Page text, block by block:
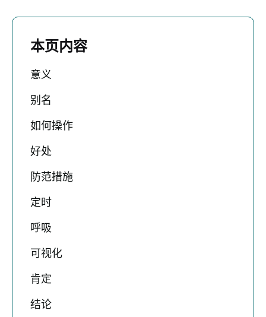
本页内容
意义
别名
如何操作
好处
防范措施
定时
呼吸
可视化
肯定
结论